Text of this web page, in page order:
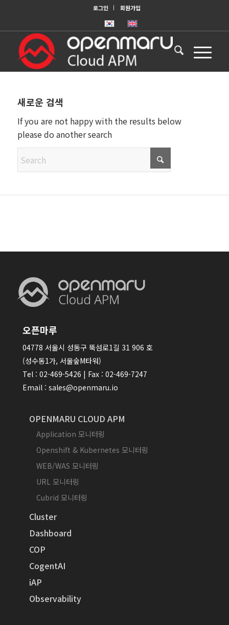
로그인 회원가입
새로운 검색
If you are not happy with the results below
please do another search
오픈마루
04778 서울시 성동구 뚝섬로1길 31 906 호
(성수동1가, 서울숲M타워)
Tel : 02-469-5426 | Fax : 02-469-7247
Email : sales@openmaru.io
OPENMARU CLOUD APM
Application 모니터링
Openshift & Kubernetes 모니터링
WEB/WAS 모니터링
URL 모니터링
Cubrid 모니터링
Cluster
Dashboard
COP
CogentAI
iAP
Observability